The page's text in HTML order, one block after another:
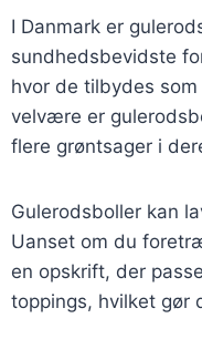
I Danmark er
sundhedsbevidste
hvor de tilbydes
velvære er
flere grøntsager i
Gulerodsboller kan
Uanset om du
en opskrift, der
toppings, hvilket gør